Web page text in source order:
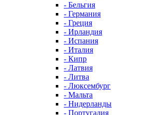
- Бельгия
- Германия
- Греция
- Ирландия
- Испания
- Италия
- Кипр
- Латвия
- Литва
- Люксембург
- Мальта
- Нидерланды
- Португалия